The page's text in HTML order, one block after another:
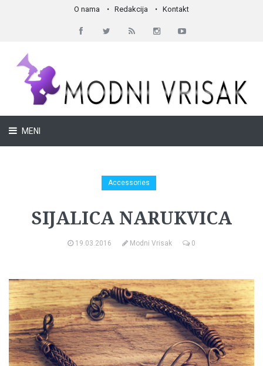
O nama Redakcija Kontakt
MENI
Accessories
SIJALICA NARUKVICA
19.03.2016 Modni Vrisak 0